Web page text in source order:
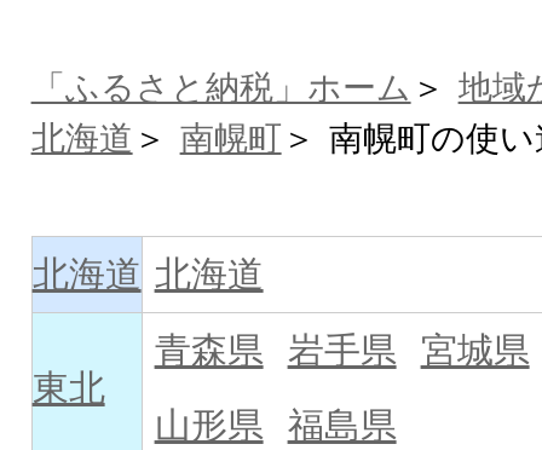
「ふるさと納税」ホーム
地域
北海道
南幌町 南幌町の使い
北海道 北海道
東北
青森県 岩手県
宮城県
山形県 福島県